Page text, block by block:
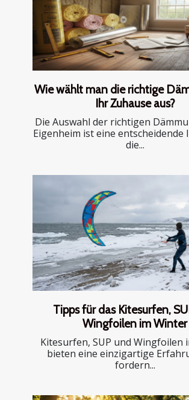
Wie wählt man die richtige
Ihr Zuhause aus?
Die Auswahl der richtigen
Eigenheim ist eine entscheidende
die...
Tipps für das Kitesurfen,
Wingfoilen im Winter
Kitesurfen, SUP und Wingfoilen
bieten eine einzigartige
fordern...